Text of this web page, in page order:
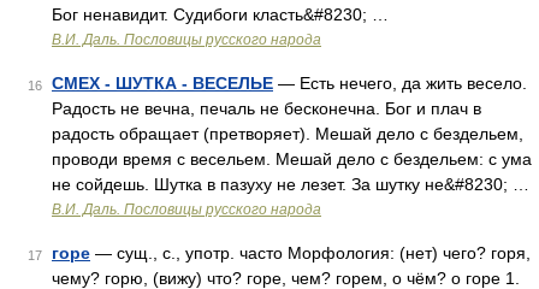
Бог ненавидит. Судибоги класть&#8230; …
В.И. Даль. Пословицы русского народа
16 СМЕХ - ШУТКА - ВЕСЕЛЬЕ — Есть нечего, да жить весело.
Радость не вечна, печаль не бесконечна. Бог и плач в
радость обращает (претворяет). Мешай дело с бездельем,
проводи время с весельем. Мешай дело с бездельем: с ума
не сойдешь. Шутка в пазуху не лезет. За шутку не&#8230; …
В.И. Даль. Пословицы русского народа
17 горе — сущ., с., употр. часто Морфология: (нет) чего? горя,
чему? горю, (вижу) что? горе, чем? горем, о чём? о горе 1.